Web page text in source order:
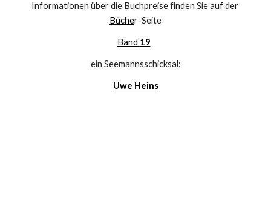
Informationen über die Buchpreise finden Sie auf der
Bücher-Seite
Band 19
ein Seemannsschicksal:
Uwe Heins